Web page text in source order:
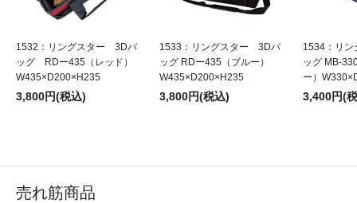
1532：リングスター 3Dバ
ッグ RDー435（レッド）
W435×D200×H235
3,800円(税込)
1533：リングスター 3Dバ
ッグ RDー435（ブルー）
W435×D200×H235
3,800円(税込)
1534：リ
ッグ MB-
ー）
3,400円(
売れ筋商品